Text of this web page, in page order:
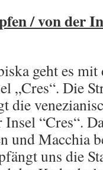
/ von der
geht es
„Cres“. Die
die
“Cres“.
und Macchia
uns die